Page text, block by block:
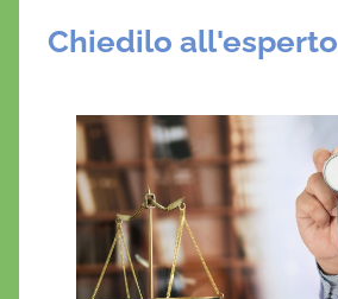
Chiedilo all'esperto